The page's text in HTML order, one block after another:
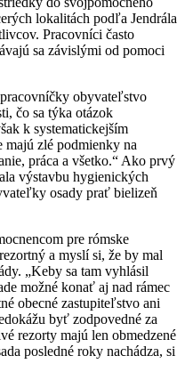
lokalitách podľa Jendrála
Pracovníci často
sa závislými od pomoci
obyvateľstvo
čo sa týka otázok
k systematickejším
majú zlé podmienky na
práca a všetko.“ Ako prvý
výstavbu hygienických
osady prať bielizeň
pre rómske
a myslí si, že by mal
„Keby sa tam vyhlásil
možné konať aj nad rámec
obecné zastupiteľstvo ani
byť zodpovedné za
rezorty majú len obmedzené
posledné roky nachádza, si